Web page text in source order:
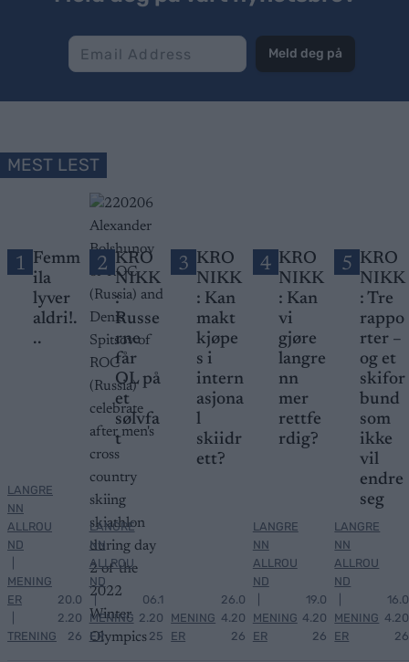
Meld deg på
MEST LEST
1 Femm
ila
lyver
aldri!.
..
LANGRE
NN
ALLROU
ND
MENING
ER
TRENING
20.0
2.20
26
2 KRO
NIKK
:
Russe
rne
får
OL på
et
sølvfa
t
LANGRE
NN
ALLROU
ND
|
MENING
ER
06.1
2.20
25
3 KRO
NIKK
: Kan
makt
kjøpe
s i
intern
asjona
l
skiidr
ett?
MENING
ER
26.0
4.20
26
4 KRO
NIKK
: Kan
vi
gjøre
langre
nn
mer
rettfe
rdig?
LANGRE
NN
ALLROU
ND
MENING
ER
19.0
4.20
26
5 KRO
NIKK
: Tre
rappo
rter –
og et
skifor
bund
som
ikke
vil
endre
seg
LANGRE
NN
ALLROU
ND
MENING
ER
16.0
4.20
26